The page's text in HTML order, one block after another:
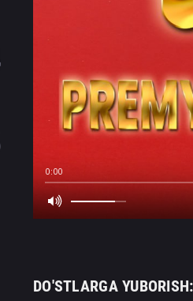
0:00
DO'STLARGA YUBORISH: